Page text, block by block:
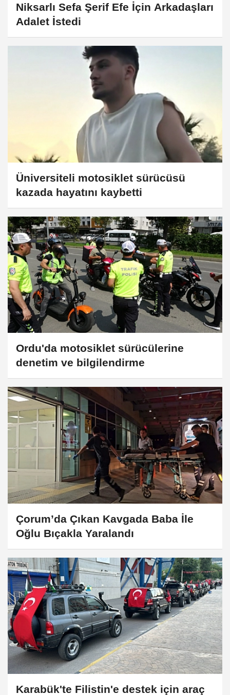
Niksarlı Sefa Şerif Efe İçin Arkadaşları
Adalet İstedi
Üniversiteli motosiklet sürücüsü
kazada hayatını kaybetti
Ordu'da motosiklet sürücülerine
denetim ve bilgilendirme
Çorum’da Çıkan Kavgada Baba İle
Oğlu Bıçakla Yaralandı
Karabük'te Filistin'e destek için araç